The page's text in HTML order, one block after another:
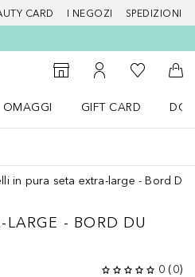
CARD I NEGOZI SPEDIZIONI
StorefinderAl Mio Account
Alla Mia
Al
OMAGGI
GIFT CARD
in pura seta extra-large - Bord Du
LARGE - BORD DU
0 (0)